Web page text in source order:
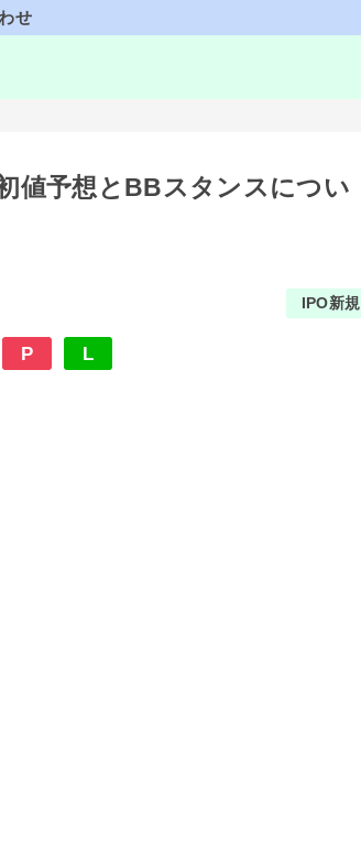
せ
値予想とBBスタンスについ
IPO新規
P L